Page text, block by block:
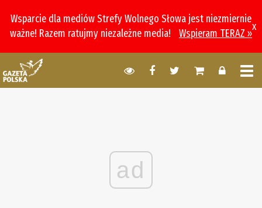
Wsparcie dla mediów Strefy Wolnego Słowa jest niezmiernie
ważne! Razem ratujmy niezależne media!
Wspieram TERAZ »
x
ad